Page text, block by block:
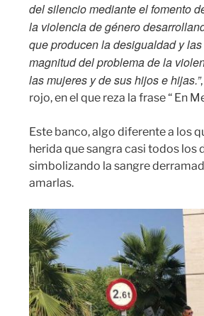
del silencio mediante el fomento
la violencia de género
que producen la desigualdad y
magnitud del problema de la
las mujeres y de sus hijos e hijas.”
rojo, en el que reza la frase “ En
Este banco, algo diferente a los
herida que sangra casi todos los
simbolizando la sangre
amarlas.